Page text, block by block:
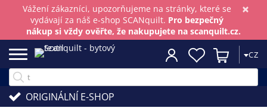
×
Vážení zákazníci, upozorňujeme na stránky, které se
vydávají za náš e-shop SCANquilt. Pro bezpečný
nákup si vždy ověřte, že nakupujete na scanquilt.cz.
CZ
ORIGINÁLNÍ E-SHOP